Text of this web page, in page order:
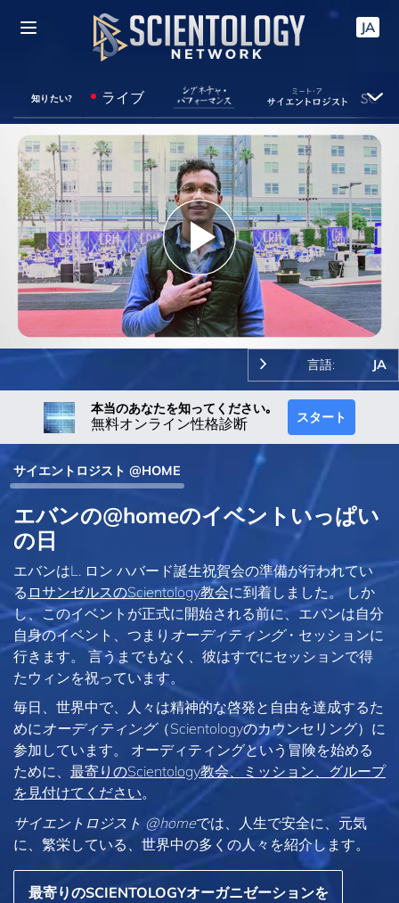
JA
知りたい? ライブ
Play
Video
言語: JA
本当のあなたを知ってください｡
無料オンライン性格診断 スタート
サイエントロジスト @HOME
エバンの@homeのイベントいっぱい
の日
エバンはL. ロン ハバード誕生祝賀会の準備が行われてい
る ロサンゼルスのScientology教会に到着しました。 しか
し、このイベントが正式に開始される前に、エバンは自分
自身のイベント、つまり オーディティング・セッションに
行きます。 言うまでもなく、彼はすでにセッションで得
たウィンを祝っています。
毎日、世界中で、人々は精神的な啓発と自由を達成するた
めにオーディティング（Scientologyのカウンセリング）に
参加しています。 オーディティングという冒険を始める
ために、 最寄りのScientology教会、ミッション、グループ
を見付けてください。
サイエントロジスト @homeでは、人生で安全に、元気
に、繁栄している、世界中の多くの人々を紹介します。
最寄りのSCIENTOLOGYオーガニゼーションを